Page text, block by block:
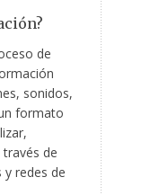
de
sonidos,
formato
de
redes de